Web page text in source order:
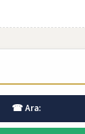
☎ Ara: